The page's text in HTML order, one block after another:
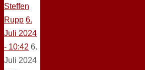
Steffen
Rupp 6.
Juli 2024
- 10:42 6.
Juli 2024